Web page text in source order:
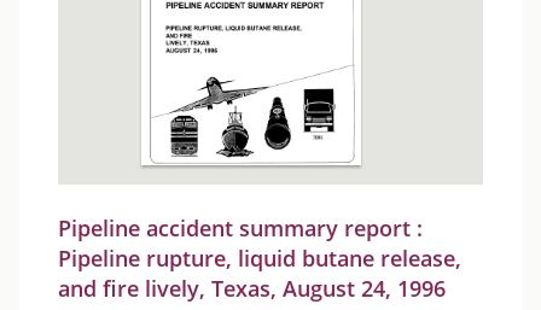
Pipeline accident summary report :
Pipeline rupture, liquid butane release,
and fire lively, Texas, August 24, 1996